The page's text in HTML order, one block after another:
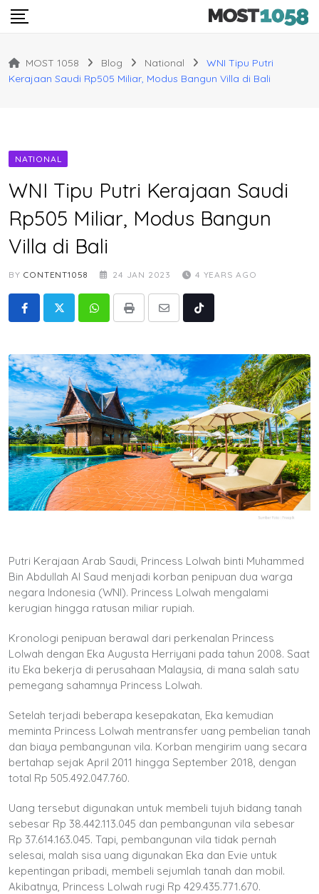
Skip
MOST 1058 Blog National
WNI Tipu Putri
Kerajaan Saudi Rp505 Miliar, Modus Bangun Villa di Bali
NATIONAL
WNI Tipu Putri Kerajaan Saudi
Rp505 Miliar, Modus Bangun
Villa di Bali
BY CONTENT1058 24 JAN 2023 4 YEARS AGO
WhatsappPrint
Share
Tiktok
Putri Kerajaan Arab Saudi, Princess Lolwah binti Muhammed
Bin Abdullah Al Saud menjadi korban penipuan dua warga
negara Indonesia (WNI). Princess Lolwah mengalami
kerugian hingga ratusan miliar rupiah.
Kronologi penipuan berawal dari perkenalan Princess
Lolwah dengan Eka Augusta Herriyani pada tahun 2008. Saat
itu Eka bekerja di perusahaan Malaysia, di mana salah satu
pemegang sahamnya Princess Lolwah.
Setelah terjadi beberapa kesepakatan, Eka kemudian
meminta Princess Lolwah mentransfer uang pembelian tanah
dan biaya pembangunan vila. Korban mengirim uang secara
bertahap sejak April 2011 hingga September 2018, dengan
total Rp 505.492.047.760.
Uang tersebut digunakan untuk membeli tujuh bidang tanah
sebesar Rp 38.442.113.045 dan pembangunan vila sebesar
Rp 37.614.163.045. Tapi, pembangunan vila tidak pernah
selesai, malah sisa uang digunakan Eka dan Evie untuk
kepentingan pribadi, membeli sejumlah tanah dan mobil.
Akibatnya, Princess Lolwah rugi Rp 429.435.771.670.